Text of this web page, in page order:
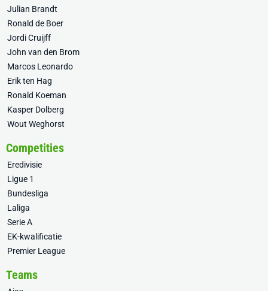
Julian Brandt
Ronald de Boer
Jordi Cruijff
John van den Brom
Marcos Leonardo
Erik ten Hag
Ronald Koeman
Kasper Dolberg
Wout Weghorst
Competities
Eredivisie
Ligue 1
Bundesliga
Laliga
Serie A
EK-kwalificatie
Premier League
Teams